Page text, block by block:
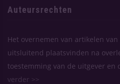
Auteursrechten
Het overnemen van artikelen
uitsluitend plaatsvinden na
toestemming van de uitgever en
verder >>